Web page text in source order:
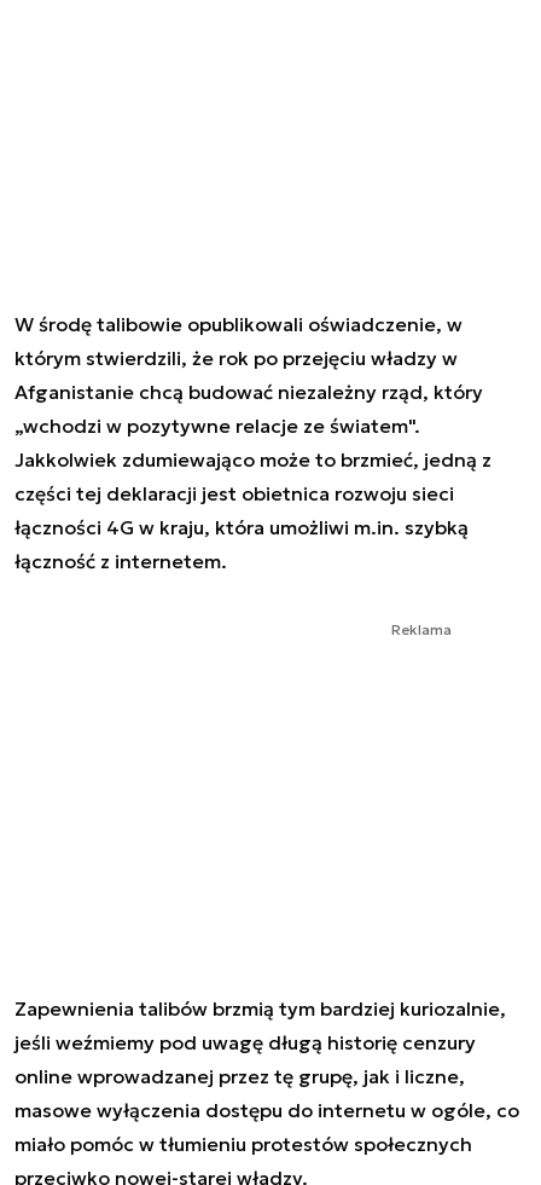
W środę talibowie opublikowali oświadczenie, w
którym stwierdzili, że rok po przejęciu władzy w
Afganistanie chcą budować niezależny rząd, który
„wchodzi w pozytywne relacje ze światem".
Jakkolwiek zdumiewająco może to brzmieć, jedną z
części tej deklaracji jest obietnica rozwoju sieci
łączności 4G w kraju, która umożliwi m.in. szybką
łączność z internetem.
Reklama
Zapewnienia talibów brzmią tym bardziej kuriozalnie,
jeśli weźmiemy pod uwagę długą historię cenzury
online wprowadzanej przez tę grupę, jak i liczne,
masowe wyłączenia dostępu do internetu w ogóle, co
miało pomóc w tłumieniu protestów społecznych
przeciwko nowej-starej władzy.